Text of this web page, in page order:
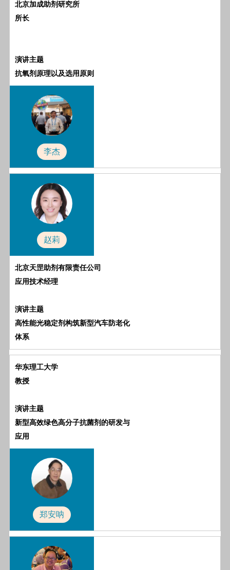
北京加成助剂研究所
所长
演讲主题
抗氧剂原理以及选用原则
李杰
赵莉
北京天罡助剂有限责任公司
应用技术经理
演讲主题
高性能光稳定剂构筑新型汽车防老化
体系
华东理工大学
教授
演讲主题
新型高效绿色高分子抗菌剂的研发与
应用
郑安呐